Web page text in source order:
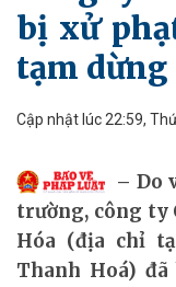
bị xử
tạm dừng
Cập nhật lúc 22:59,
Do
trường, công ty
Hóa (địa chỉ
Thanh Hoá) đã